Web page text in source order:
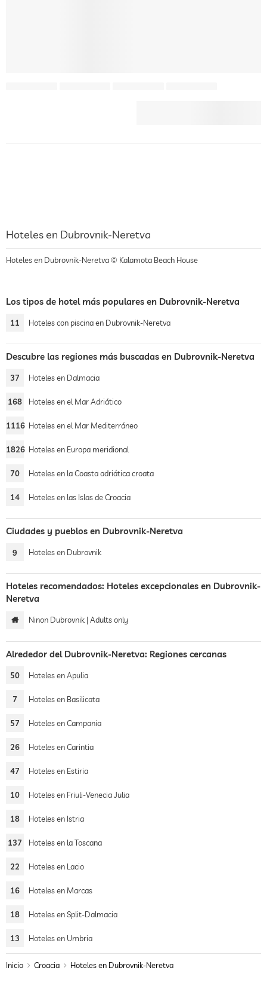
Hoteles en Dubrovnik-Neretva
Hoteles en Dubrovnik-Neretva © Kalamota Beach House
Los tipos de hotel más populares en Dubrovnik-Neretva
11 Hoteles con piscina en Dubrovnik-Neretva
Descubre las regiones más buscadas en Dubrovnik-Neretva
37 Hoteles en Dalmacia
168 Hoteles en el Mar Adriático
1116 Hoteles en el Mar Mediterráneo
1826 Hoteles en Europa meridional
70 Hoteles en la Coasta adriática croata
14 Hoteles en las Islas de Croacia
Ciudades y pueblos en Dubrovnik-Neretva
9 Hoteles en Dubrovnik
Hoteles recomendados: Hoteles excepcionales en Dubrovnik-
Neretva
Ninon Dubrovnik | Adults only
Alrededor del Dubrovnik-Neretva: Regiones cercanas
50 Hoteles en Apulia
7 Hoteles en Basilicata
57 Hoteles en Campania
26 Hoteles en Carintia
47 Hoteles en Estiria
10 Hoteles en Friuli-Venecia Julia
18 Hoteles en Istria
137 Hoteles en la Toscana
22 Hoteles en Lacio
16 Hoteles en Marcas
18 Hoteles en Split-Dalmacia
13 Hoteles en Umbria
Inicio Croacia Hoteles en Dubrovnik-Neretva